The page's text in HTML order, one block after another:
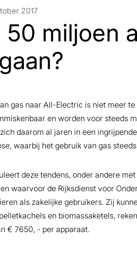
2017
miljoen
gas naar All-Electric is niet meer
en worden voor steeds
daarom al jaren in een
waarbij het gebruik van gas
deze tendens, onder andere
waarvoor de Rijksdienst voor
als zakelijke gebruikers. Zij
en biomassaketels,
€ 7650, - per apparaat.